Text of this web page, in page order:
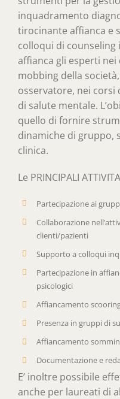
inquadramento
tirocinante affianca e
colloqui di
affianca gli esperti
mobbing della
osservatore, nei
di salute mentale.
quello di fornire
dinamiche di gruppo,
clinica.
Le PRINCIPALI
Partecipazione ai
Collaborazione
clienti/pazienti
Supporto a colloqui
Partecipazione in
psicologici
Affiancamento
Presenza in gruppi di
Affiancamento
Documentazione e
E’ inoltre possibile
anche per laureati di